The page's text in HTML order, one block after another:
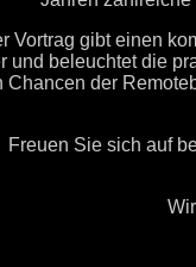
Vortrag gibt einen
und beleuchtet die
Chancen der
Freuen Sie sich auf